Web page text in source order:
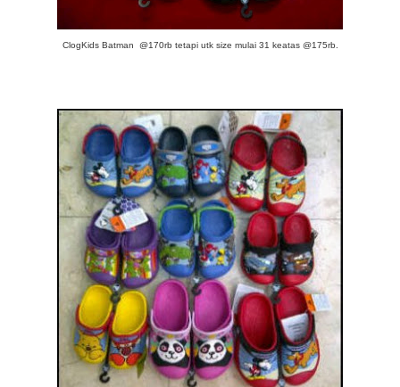
ClogKids Batman @170rb tetapi utk size mulai 31 keatas @175rb.